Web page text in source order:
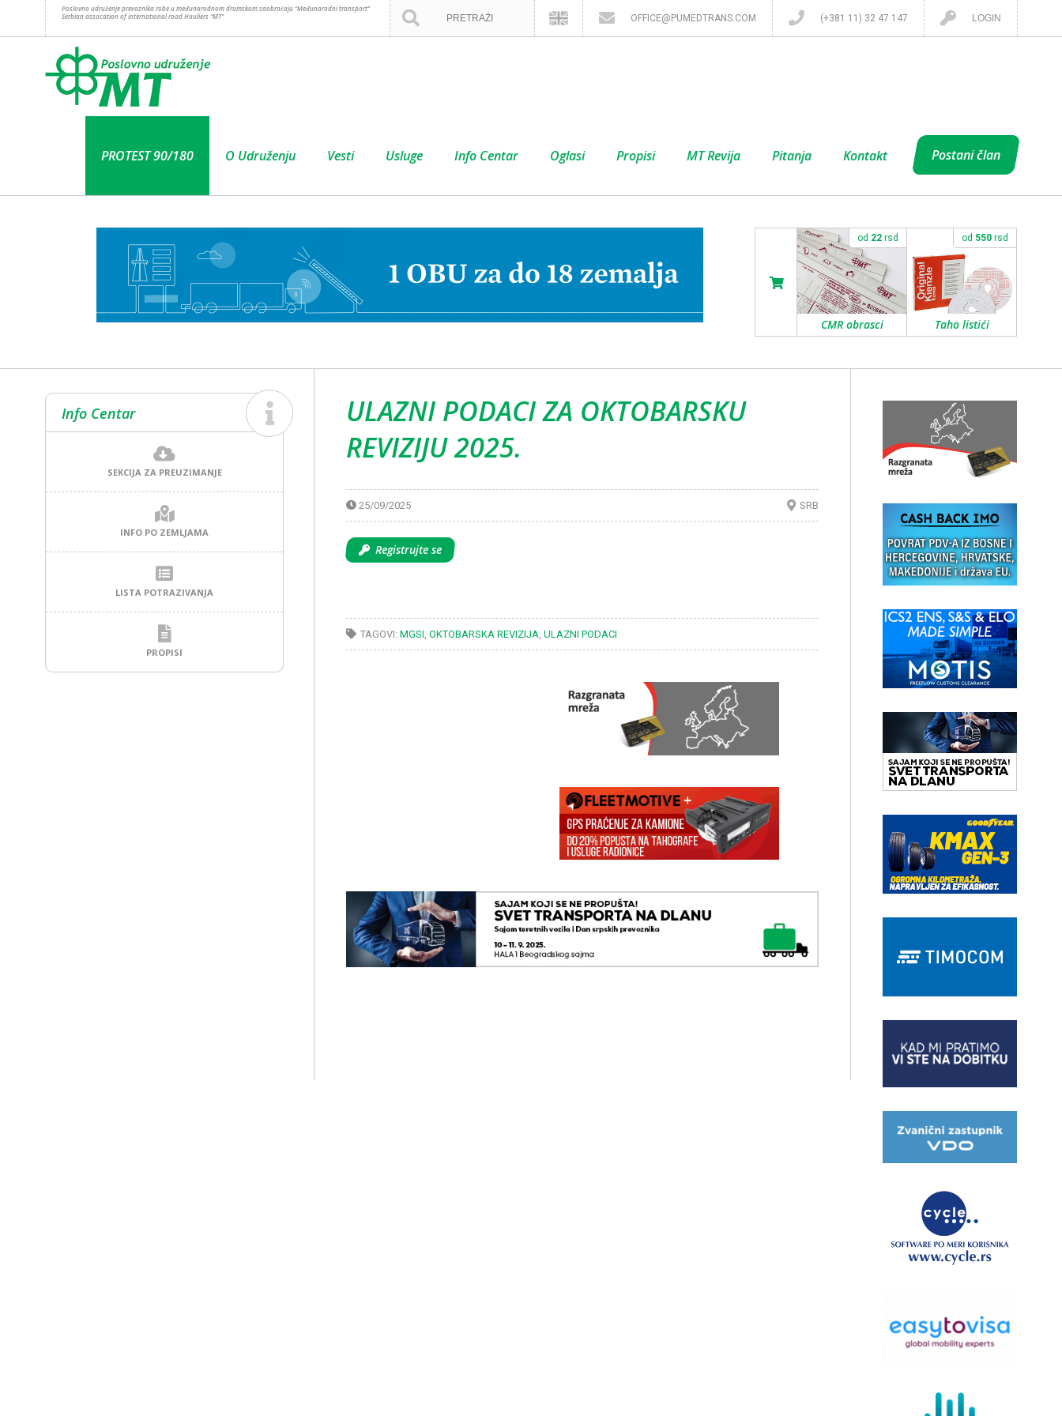
Poslovno udruženje prevoznika robe u međunarodnom drumskom saobraćaju “Međunarodni transport”
Serbian assocation of international road Hauliers “MT”
OFFICE@PUMEDTRANS.COM (+381 11) 32 47 147 LOGIN
PROTEST 90/180 O Udruženju Vesti Usluge Info Centar Oglasi Propisi MT Revija Pitanja Kontakt Postani član
CMR obrasci
od 22 rsd
Taho listići
od 550 rsd
Info Centar
SEKCIJA ZA PREUZIMANJE
INFO PO ZEMLJAMA
LISTA POTRAZIVANJA
PROPISI
ULAZNI PODACI ZA OKTOBARSKU
REVIZIJU 2025.
25/09/2025 SRB
Registrujte se
TAGOVI: MGSI, OKTOBARSKA REVIZIJA, ULAZNI PODACI